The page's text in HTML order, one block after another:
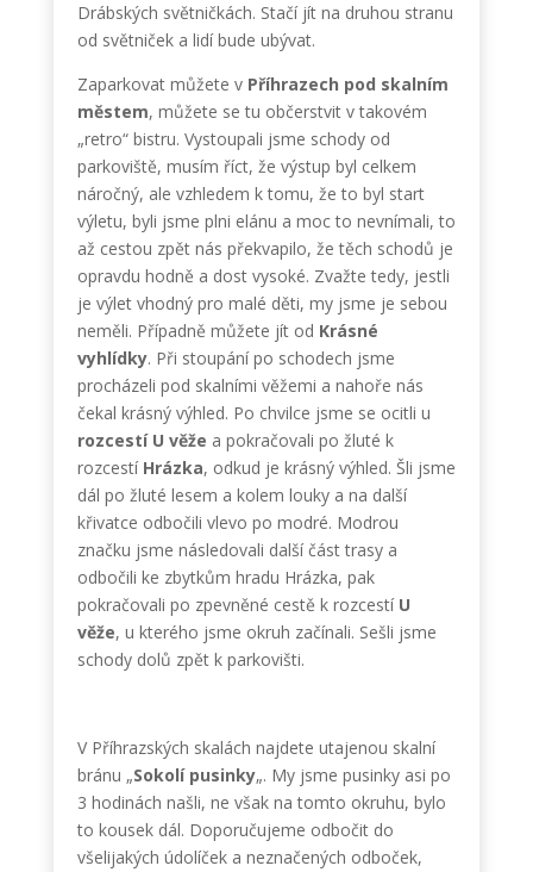
Drábských světničkách. Stačí jít na druhou stranu
od světniček a lidí bude ubývat.
Zaparkovat můžete v Příhrazech pod skalním
městem, můžete se tu občerstvit v takovém
„retro“ bistru. Vystoupali jsme schody od
parkoviště, musím říct, že výstup byl celkem
náročný, ale vzhledem k tomu, že to byl start
výletu, byli jsme plni elánu a moc to nevnímali, to
až cestou zpět nás překvapilo, že těch schodů je
opravdu hodně a dost vysoké. Zvažte tedy, jestli
je výlet vhodný pro malé děti, my jsme je sebou
neměli. Případně můžete jít od Krásné
vyhlídky. Při stoupání po schodech jsme
procházeli pod skalními věžemi a nahoře nás
čekal krásný výhled. Po chvilce jsme se ocitli u
rozcestí U věže a pokračovali po žluté k
rozcestí Hrázka, odkud je krásný výhled. Šli jsme
dál po žluté lesem a kolem louky a na další
křivatce odbočili vlevo po modré. Modrou
značku jsme následovali další část trasy a
odbočili ke zbytkům hradu Hrázka, pak
pokračovali po zpevněné cestě k rozcestí U
věže, u kterého jsme okruh začínali. Sešli jsme
schody dolů zpět k parkovišti.
V Příhrazských skalách najdete utajenou skalní
bránu „Sokolí pusinky„. My jsme pusinky asi po
3 hodinách našli, ne však na tomto okruhu, bylo
to kousek dál. Doporučujeme odbočit do
všelijakých údolíček a neznačených odboček,